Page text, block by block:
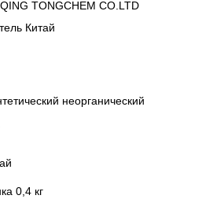
TONGCHEM CO.LTD
Китай
неорганический
0,4 кг